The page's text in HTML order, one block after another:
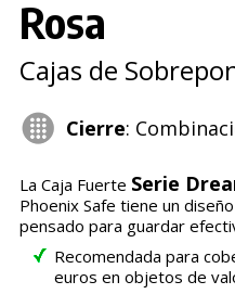
Rosa
Cajas de
Cierre:
La Caja Fuerte Serie
Phoenix Safe tiene un
pensado para guardar
Recomendada para
euros en objetos de